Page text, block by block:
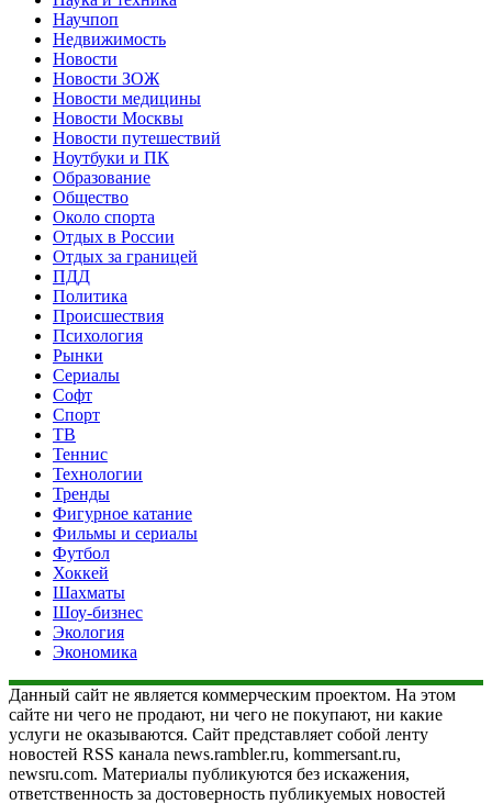
Научпоп
Недвижимость
Новости
Новости ЗОЖ
Новости медицины
Новости Москвы
Новости путешествий
Ноутбуки и ПК
Образование
Общество
Около спорта
Отдых в России
Отдых за границей
ПДД
Политика
Происшествия
Психология
Рынки
Сериалы
Софт
Спорт
ТВ
Теннис
Технологии
Тренды
Фигурное катание
Фильмы и сериалы
Футбол
Хоккей
Шахматы
Шоу-бизнес
Экология
Экономика
Данный сайт не является коммерческим проектом. На этом
сайте ни чего не продают, ни чего не покупают, ни какие
услуги не оказываются. Сайт представляет собой ленту
новостей RSS канала news.rambler.ru, kommersant.ru,
newsru.com. Материалы публикуются без искажения,
ответственность за достоверность публикуемых новостей